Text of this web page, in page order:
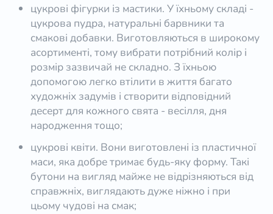
цукрові фігурки із мастики. У їхньому складі -
цукрова пудра, натуральні барвники та
смакові добавки. Виготовляються в широкому
асортименті, тому вибрати потрібний колір і
розмір зазвичай не складно. З їхньою
допомогою легко втілити в життя багато
художніх задумів і створити відповідний
десерт для кожного свята - весілля, дня
народження тощо;
цукрові квіти. Вони виготовлені із пластичної
маси, яка добре тримає будь-яку форму. Такі
бутони на вигляд майже не відрізняються від
справжніх, виглядають дуже ніжно і при
цьому чудові на смак;